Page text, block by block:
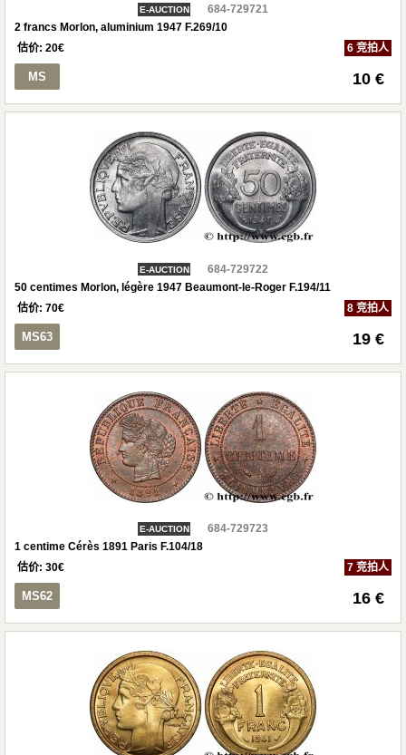
E-AUCTION
684-729721
2 francs Morlon, aluminium 1947 F.269/10
估价: 20€ 6 竞拍人
MS 10 €
E-AUCTION
684-729722
50 centimes Morlon, légère 1947 Beaumont-le-Roger F.194/11
估价: 70€ 8 竞拍人
MS63 19 €
E-AUCTION
684-729723
1 centime Cérès 1891 Paris F.104/18
估价: 30€ 7 竞拍人
MS62 16 €